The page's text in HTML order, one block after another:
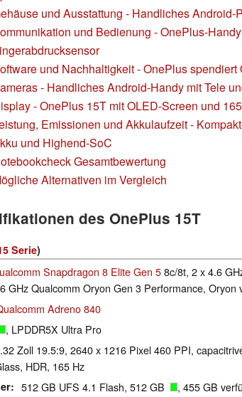
und Ausstattung - Handliches
und Bedienung - OnePlus-
und Nachhaltigkeit - OnePlus
- Handliches Android-Handy mit Tele
- OnePlus 15T mit OLED-Screen und
Emissionen und Akkulaufzeit -
und Highend-SoC
Gesamtbewertung
Alternativen im Vergleich
des OnePlus 15T
Serie)
Snapdragon 8 Elite Gen 58c/8t, 2 x 4.6
GHz Qualcomm Oryon Gen 3 Performance, Oryon
Adreno 840
, LPDDR5X Ultra Pro
Zoll 19.5:9, 2640 x 1216 Pixel 460 PPI,
HDR, 165 Hz
512 GB UFS 4.1 Flash, 512 GB , 455 GB